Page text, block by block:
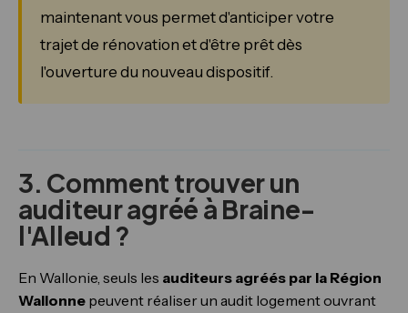
maintenant vous permet d'anticiper votre
trajet de rénovation et d'être prêt dès
l'ouverture du nouveau dispositif.
3. Comment trouver un
auditeur agréé à Braine-
l'Alleud ?
En Wallonie, seuls les auditeurs agréés par la Région
Wallonne peuvent réaliser un audit logement ouvrant